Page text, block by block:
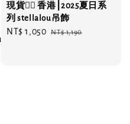
現貨❤️‍🔥 香港⎮2025夏日系
列 stellalou吊飾
Sale
NT$ 1,050 Regular
NT$ 1,190